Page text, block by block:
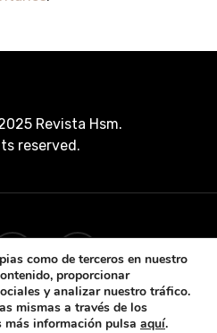
Revista Hsm.
reserved.
como de terceros en nuestro
proporcionar
y analizar nuestro tráfico.
mismas a través de los
más información pulsa aquí.